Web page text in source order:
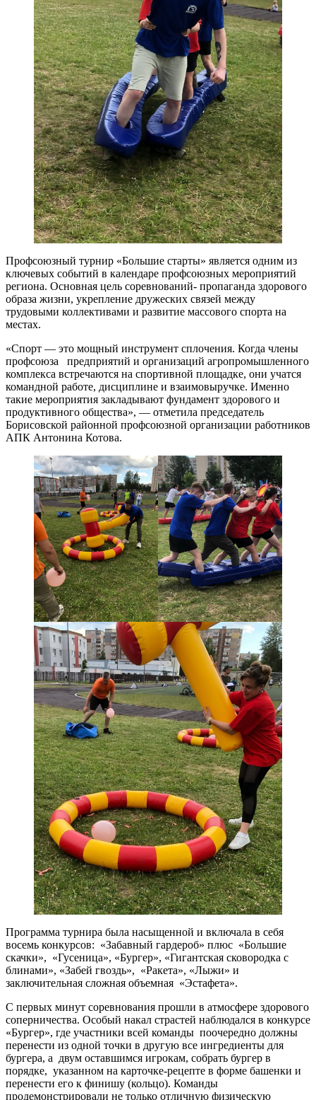
Профсоюзный турнир «Большие старты» является одним из
ключевых событий в календаре профсоюзных мероприятий
региона. Основная цель соревнований- пропаганда здорового
образа жизни, укрепление дружеских связей между
трудовыми коллективами и развитие массового спорта на
местах.
«Спорт — это мощный инструмент сплочения. Когда члены
профсоюза предприятий и организаций агропромышленного
комплекса встречаются на спортивной площадке, они учатся
командной работе, дисциплине и взаимовыручке. Именно
такие мероприятия закладывают фундамент здорового и
продуктивного общества», — отметила председатель
Борисовской районной профсоюзной организации работников
АПК Антонина Котова.
Программа турнира была насыщенной и включала в себя
восемь конкурсов: «Забавный гардероб» плюс «Большие
скачки», «Гусеница», «Бургер», «Гигантская сковородка с
блинами», «Забей гвоздь», «Ракета», «Лыжи» и
заключительная сложная объемная «Эстафета».
С первых минут соревнования прошли в атмосфере здорового
соперничества. Особый накал страстей наблюдался в конкурсе
«Бургер», где участники всей команды поочередно должны
перенести из одной точки в другую все ингредиенты для
бургера, а двум оставшимся игрокам, собрать бургер в
порядке, указанном на карточке-рецепте в форме башенки и
перенести его к финишу (кольцо). Команды
продемонстрировали не только отличную физическую